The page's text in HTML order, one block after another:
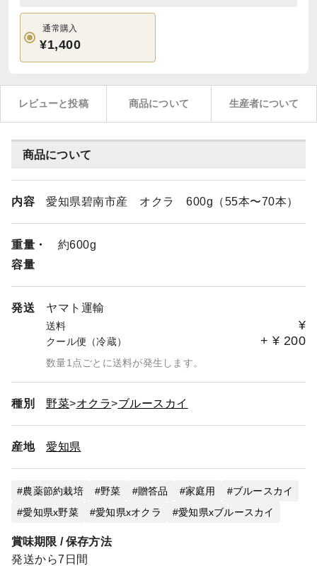
通常購入
¥1,400
レビューと投稿 商品について 生産者について
商品について
内容 愛知県碧南市産 オクラ 600g（55本〜70本）
重量・
容量
約600g
発送 ヤマト運輸
送料 ¥
クール便（冷蔵） + ¥ 200
数量1点ごとに送料が発生します。
種別 野菜 オクラ ブルースカイ
産地 愛知県
農薬節約栽培 野菜 贈答品 家庭用
ブルースカイ
愛知県x野菜
愛知県xオクラ 愛知県xブルースカイ
賞味期限 / 保存方法
発送から7日間